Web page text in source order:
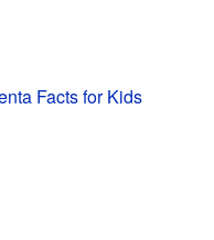
Facts for Kids